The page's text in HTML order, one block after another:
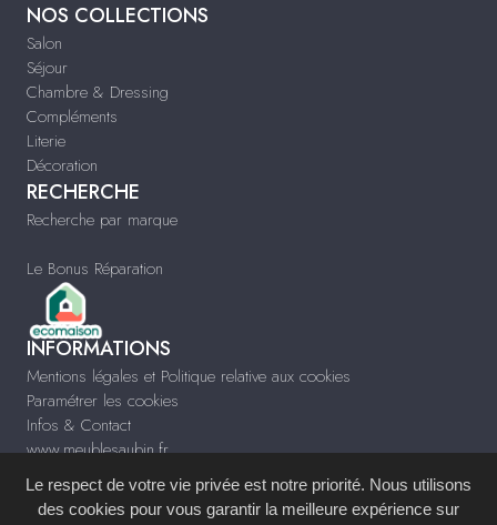
NOS COLLECTIONS
Salon
Séjour
Chambre & Dressing
Compléments
Literie
Décoration
RECHERCHE
Recherche par marque
Le Bonus Réparation
INFORMATIONS
Mentions légales et Politique relative aux cookies
Paramétrer les cookies
Infos & Contact
www.meublesaubin.fr
Le respect de votre vie privée est notre priorité. Nous utilisons
des cookies pour vous garantir la meilleure expérience sur